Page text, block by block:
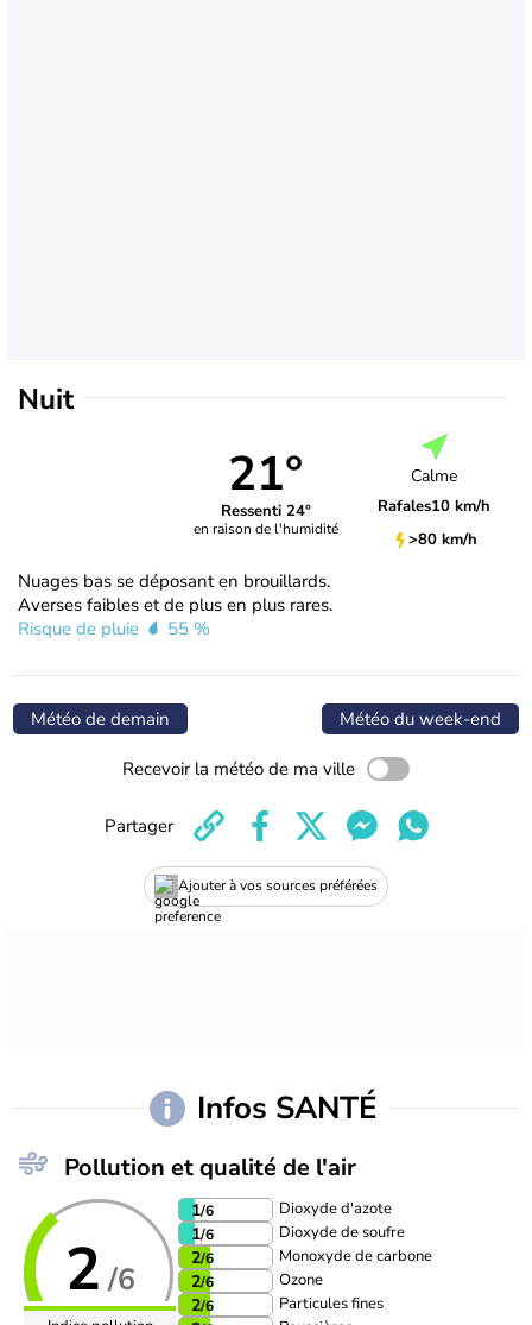
Nuit
21°
Ressenti 24°
en raison de l'humidité
Calme
Rafales10 km/h
>80 km/h
Nuages bas se déposant en brouillards.
Averses faibles et de plus en plus rares.
Risque de pluie
55 %
Météo de demain Météo du week-end
Recevoir la météo de ma ville
Ajouter à vos sources préférées
Partager
Infos SANTÉ
Pollution et qualité de l'air
2 /6
1/6 Dioxyde d'azote
1/6 Dioxyde de soufre
2/6 Monoxyde de carbone
2/6 Ozone
2/6 Particules fines